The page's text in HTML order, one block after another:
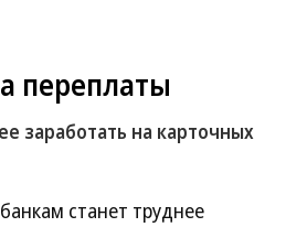
переплаты
заработать на карточных
станет труднее